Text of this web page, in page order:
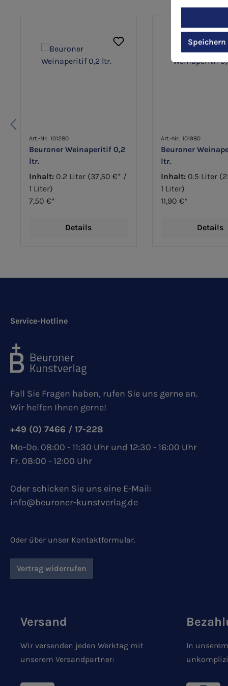
Art.-Nr.: 101280
Beuroner Weinaperitif 0,2
ltr.
Inhalt: 0.2 Liter (37,50 €* /
1 Liter)
7,50 €*
Details
Art.-Nr.: 101980
Beuroner
ltr.
Inhalt: 0.5 Liter
1 Liter)
11,90 €*
Details
Service-Hotline
Fall Sie Fragen haben, rufen Sie uns gerne an.
Wir helfen Ihnen gerne!
+49 (0) 7466 / 17-228
Mo-Do. 08:00 - 11:30 Uhr und 12:30 - 16:00 Uhr
Fr. 08:00 - 12:00 Uhr
Oder schicken Sie uns eine E-Mail:
info@beuroner-kunstverlag.de
Oder über unser Kontaktformular.
Vertrag widerrufen
Versand
Wir versenden jeden Werktag mit
unserem Versandpartner:
In
Speichern